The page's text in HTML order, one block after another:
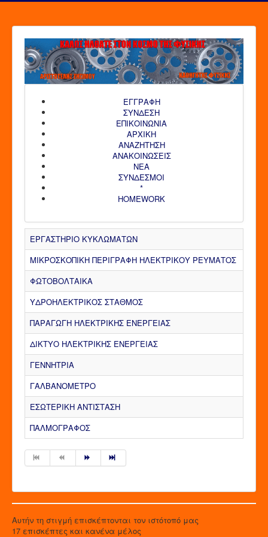
ΕΓΓΡΑΦΗ
ΣΥΝΔΕΣΗ
ΕΠΙΚΟΙΝΩΝΙΑ
ΑΡΧΙΚΗ
AΝΑΖΗΤΗΣΗ
ΑΝΑΚΟΙΝΩΣΕΙΣ
ΝΕΑ
ΣΥΝΔΕΣΜΟΙ
*
HOMEWORK
ΕΡΓΑΣΤΗΡΙΟ ΚΥΚΛΩΜΑΤΩΝ
ΜΙΚΡΟΣΚΟΠΙΚΗ ΠΕΡΙΓΡΑΦΗ ΗΛΕΚΤΡΙΚΟΥ ΡΕΥΜΑΤΟΣ
ΦΩΤΟΒΟΛΤΑΙΚΑ
ΥΔΡΟΗΛΕΚΤΡΙΚΟΣ ΣΤΑΘΜΟΣ
ΠΑΡΑΓΩΓΗ ΗΛΕΚΤΡΙΚΗΣ ΕΝΕΡΓΕΙΑΣ
ΔΙΚΤΥΟ ΗΛΕΚΤΡΙΚΗΣ ΕΝΕΡΓΕΙΑΣ
ΓΕΝΝΗΤΡΙΑ
ΓΑΛΒΑΝΟΜΕΤΡΟ
ΕΣΩΤΕΡΙΚΗ ΑΝΤΙΣΤΑΣΗ
ΠΑΛΜΟΓΡΑΦΟΣ
Αυτήν τη στιγμή επισκέπτονται τον ιστότοπό μας
17 επισκέπτες και κανένα μέλος